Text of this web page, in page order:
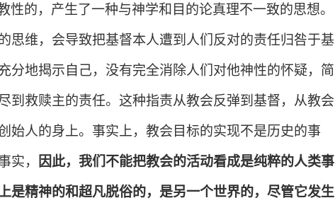
性的，产生了一种与神学和目的论真理不一致的思想。
思维，会导致把基督本人遭到人们反对的责任归咎于基
分地揭示自己，没有完全消除人们对他神性的怀疑，简
到救赎主的责任。这种指责从教会反弹到基督，从教会
始人的身上。事实上，教会目标的实现不是历史的事
实， 因此，我们不能把教会的活动看成是纯粹的人类事
是精神的和超凡脱俗的，是另一个世界的，尽管它发生